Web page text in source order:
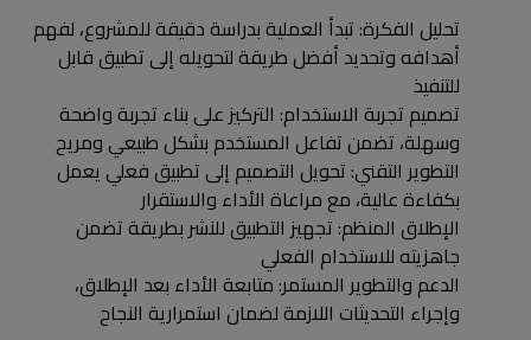
تحليل الفكرة: تبدأ العملية بدراسة دقيقة للمشروع، لفهم
أهدافه وتحديد أفضل طريقة لتحويله إلى تطبيق قابل
للتنفيذ
تصميم تجربة الاستخدام: التركيز على بناء تجربة واضحة
وسهلة، تضمن تفاعل المستخدم بشكل طبيعي ومريح
التطوير التقني: تحويل التصميم إلى تطبيق فعلي يعمل
بكفاءة عالية، مع مراعاة الأداء والاستقرار
الإطلاق المنظم: تجهيز التطبيق للنشر بطريقة تضمن
جاهزيته للاستخدام الفعلي
الدعم والتطوير المستمر: متابعة الأداء بعد الإطلاق،
وإجراء التحديثات اللازمة لضمان استمرارية النجاح